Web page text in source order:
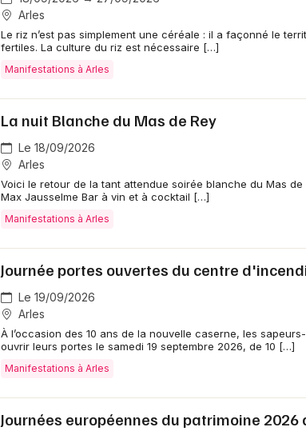
Arles
Le riz n’est pas simplement une céréale : il a façonné le
fertiles. La culture du riz est nécessaire […]
Manifestations à Arles
La nuit Blanche du Mas de Rey
Le 18/09/2026
Arles
Voici le retour de la tant attendue soirée blanche du Mas de
Max Jausselme Bar à vin et à cocktail […]
Manifestations à Arles
Journée portes ouvertes du centre
Le 19/09/2026
Arles
À l’occasion des 10 ans de la nouvelle caserne, les
ouvrir leurs portes le samedi 19 septembre 2026, de 10 […]
Manifestations à Arles
Journées européennes du patrimoine 2026